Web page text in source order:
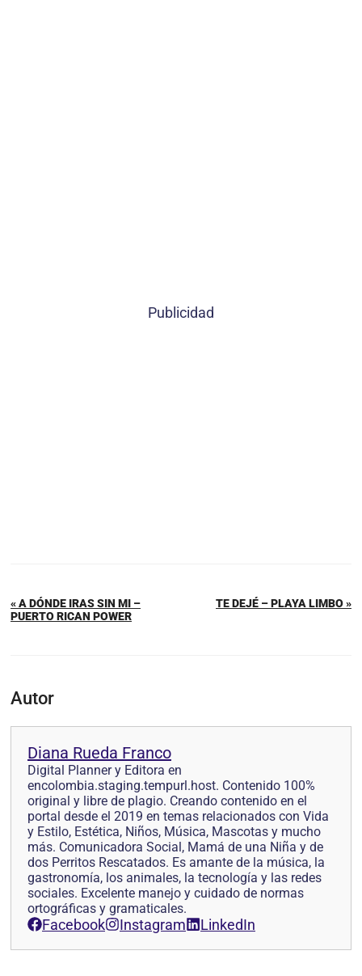
Publicidad
« A DÓNDE IRAS SIN MI –
PUERTO RICAN POWER
TE DEJÉ – PLAYA LIMBO »
Autor
Diana Rueda Franco
Digital Planner y Editora en
encolombia.staging.tempurl.host. Contenido 100%
original y libre de plagio. Creando contenido en el
portal desde el 2019 en temas relacionados con Vida
y Estilo, Estética, Niños, Música, Mascotas y mucho
más. Comunicadora Social, Mamá de una Niña y de
dos Perritos Rescatados. Es amante de la música, la
gastronomía, los animales, la tecnología y las redes
sociales. Excelente manejo y cuidado de normas
ortográficas y gramaticales.
Facebook Instagram LinkedIn